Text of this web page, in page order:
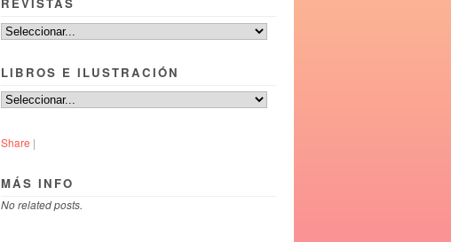
LIBROS E ILUSTRACIÓN
Share |
MÁS INFO
No related posts.